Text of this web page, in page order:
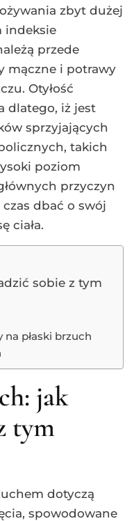
zbyt dużej
indeksie
przede
mączne i potrawy
Otyłość
dlatego, iż jest
sprzyjających
takich
poziom
przyczyn
dbać o swój
ciała.
sobie z tym
na płaski brzuch
jak
tym
dotyczą
spowodowane